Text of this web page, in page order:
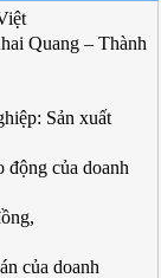
Quang – Thành
Sản xuất
động của doanh
của doanh